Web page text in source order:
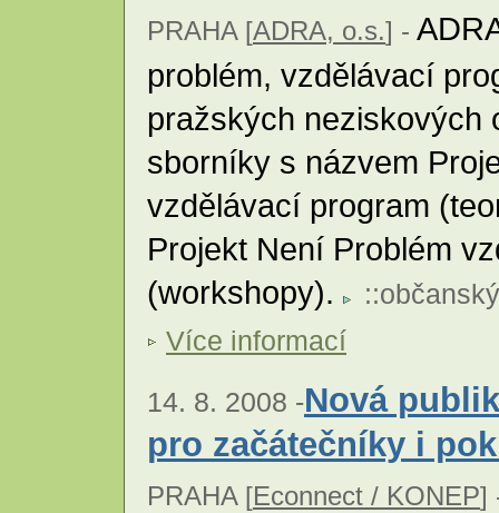
PRAHA [ADRA, o.s.] -
problém, vzdělávací
pražských neziskových
sborníky s názvem
vzdělávací program
Projekt Není Problém
(workshopy).
::
Více informací
14. 8. 2008 -Nová
pro začátečníky i
PRAHA [Econnect / KONEP]